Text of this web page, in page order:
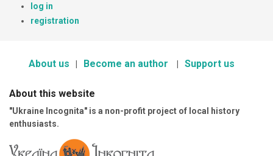
log in
registration
About us Become an author Support us
About this website
"Ukraine Incognita" is a non-profit project of local history
enthusiasts.